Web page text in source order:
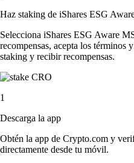
Haz staking de iShares ESG
Selecciona iShares ESG Aware
recompensas, acepta los términos
staking y recibir recompensas.
1
Descarga la app
Obtén la app de Crypto.com y
directamente desde tu móvil.